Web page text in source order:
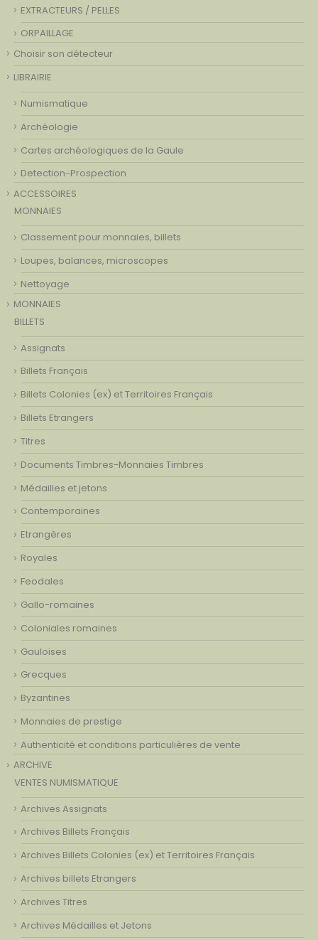
EXTRACTEURS / PELLES
ORPAILLAGE
Choisir son détecteur
LIBRAIRIE
Numismatique
Archéologie
Cartes archéologiques de la Gaule
Detection-Prospection
ACCESSOIRES
MONNAIES
Classement pour monnaies, billets
Loupes, balances, microscopes
Nettoyage
MONNAIES
BILLETS
Assignats
Billets Français
Billets Colonies (ex) et Territoires Français
Billets Etrangers
Titres
Documents Timbres-Monnaies Timbres
Médailles et jetons
Contemporaines
Etrangères
Royales
Feodales
Gallo-romaines
Coloniales romaines
Gauloises
Grecques
Byzantines
Monnaies de prestige
Authenticité et conditions particulières de vente
ARCHIVE
VENTES NUMISMATIQUE
Archives Assignats
Archives Billets Français
Archives Billets Colonies (ex) et Territoires Français
Archives billets Etrangers
Archives Titres
Archives Médailles et Jetons